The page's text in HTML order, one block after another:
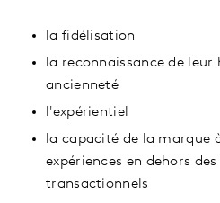
la fidélisation
la reconnaissance de
ancienneté
l'expérientiel
la capacité de la marque
expériences en dehors
transactionnels